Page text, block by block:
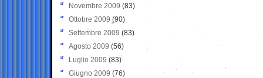
Novembre 2009 (83)
Ottobre 2009 (90)
Settembre 2009 (83)
Agosto 2009 (56)
Luglio 2009 (83)
Giugno 2009 (76)